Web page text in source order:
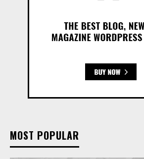
MOST POPULAR